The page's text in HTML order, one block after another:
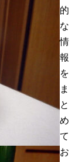
的
な
情
報
を
ま
と
め
て
お